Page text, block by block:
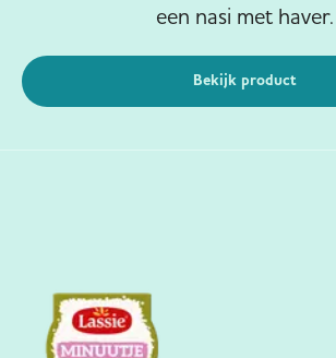
een nasi met haver.
Bekijk product